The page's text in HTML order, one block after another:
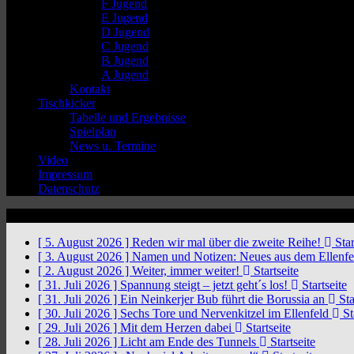
F Jugend
E Jugend
D Jugend
C Jugend
B Jugend
A Jugend
Kontakt
Tischkicker
Tabelle und Ergebnisse
Spielplan
News u. Termine
Video
Impressum
Datenschutz
[ 5. August 2026 ] Reden wir mal über die zweite Reihe!
[ 3. August 2026 ] Namen und Notizen: Neues aus dem
[ 2. August 2026 ] Weiter, immer weiter!
Startseite
[ 31. Juli 2026 ] Spannung steigt – jetzt geht´s los!
Startseite
[ 31. Juli 2026 ] Ein Neinkerjer Bub führt die Borussia an
[ 30. Juli 2026 ] Sechs Tore und Nervenkitzel im Ellenfeld
[ 29. Juli 2026 ] Mit dem Herzen dabei
Startseite
[ 28. Juli 2026 ] Licht am Ende des Tunnels
Startseite